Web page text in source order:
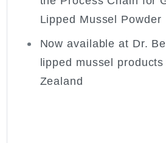
Lipped Mussel Powder
Now available at Dr.
lipped mussel
Zealand